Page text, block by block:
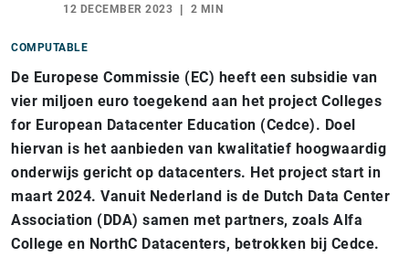
12 DECEMBER 2023 2 MIN
COMPUTABLE
De Europese Commissie (EC) heeft een subsidie van
vier miljoen euro toegekend aan het project Colleges
for European Datacenter Education (Cedce). Doel
hiervan is het aanbieden van kwalitatief hoogwaardig
onderwijs gericht op datacenters. Het project start in
maart 2024. Vanuit Nederland is de Dutch Data Center
Association (DDA) samen met partners, zoals Alfa
College en NorthC Datacenters, betrokken bij Cedce.